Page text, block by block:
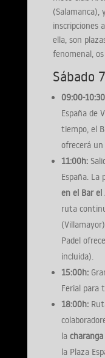
(Salamanca),
inscripciones
ella, son
fenomenal,
Sábado
09:00-
España de
tiempo, el
ofrecerá
11:00h:
España. La
en el Bar
ruta
Padel
incluida).
15:00h:
Ferial para
18:00h:
lacharanga
la Plaza